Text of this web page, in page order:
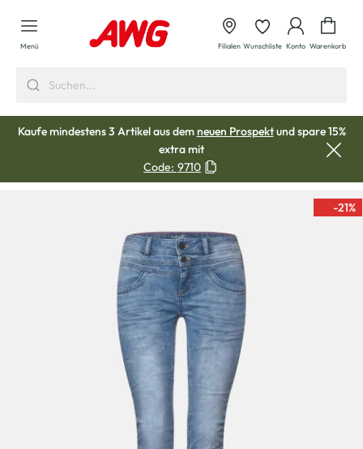
springen
Menü Filialen Wunschliste Konto Warenkorb
Kaufe mindestens 3 Artikel aus demneuen Prospektund spare 15%
extra mit
Code: 9710
-21%